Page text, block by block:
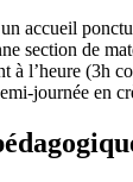
un accueil
section de
à l’heure (3h
journée en